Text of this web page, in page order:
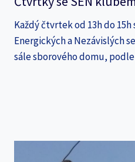
Každý čtvrtek od 13h do
Energických a Nezávislých
sále sborového domu,